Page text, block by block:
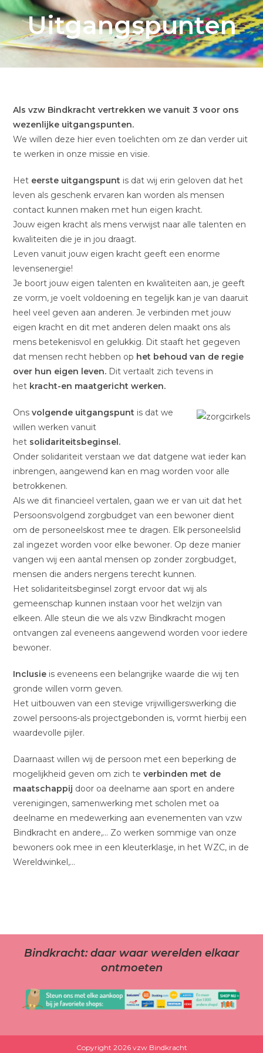
Uitgangspunten
Als vzw Bindkracht vertrekken we vanuit 3 voor ons
wezenlijke uitgangspunten.
We willen deze hier even toelichten om ze dan verder uit
te werken in onze missie en visie.
Het eerste uitgangspunt is dat wij erin geloven dat het
leven als geschenk ervaren kan worden als mensen
contact kunnen maken met hun eigen kracht.
Jouw eigen kracht als mens verwijst naar alle talenten en
kwaliteiten die je in jou draagt.
Leven vanuit jouw eigen kracht geeft een enorme
levensenergie!
Je boort jouw eigen talenten en kwaliteiten aan, je geeft
ze vorm, je voelt voldoening en tegelijk kan je van daaruit
heel veel geven aan anderen. Je verbinden met jouw
eigen kracht en dit met anderen delen maakt ons als
mens betekenisvol en gelukkig. Dit staaft het gegeven
dat mensen recht hebben op het behoud van de regie
over hun eigen leven. Dit vertaalt zich tevens in
het kracht-en maatgericht werken.
Onsvolgende uitgangspunt is dat we
willen werken vanuit
het solidariteitsbeginsel.
Onder solidariteit verstaan we dat datgene wat ieder kan
inbrengen, aangewend kan en mag worden voor alle
betrokkenen.
Als we dit financieel vertalen, gaan we er van uit dat het
Persoonsvolgend zorgbudget van een bewoner dient
om de personeelskost mee te dragen. Elk personeelslid
zal ingezet worden voor elke bewoner. Op deze manier
vangen wij een aantal mensen op zonder zorgbudget,
mensen die anders nergens terecht kunnen.
Het solidariteitsbeginsel zorgt ervoor dat wij als
gemeenschap kunnen instaan voor het welzijn van
elkeen. Alle steun die we als vzw Bindkracht mogen
ontvangen zal eveneens aangewend worden voor iedere
bewoner.
Inclusie is eveneens een belangrijke waarde die wij ten
gronde willen vorm geven.
Het uitbouwen van een stevige vrijwilligerswerking die
zowel persoons-als projectgebonden is, vormt hierbij een
waardevolle pijler.
Daarnaast willen wij de persoon met een beperking de
mogelijkheid geven om zich teverbinden met de
maatschappij door oa deelname aan sport en andere
verenigingen, samenwerking met scholen met oa
deelname en medewerking aan evenementen van vzw
Bindkracht en andere,… Zo werken sommige van onze
bewoners ook mee in een kleuterklasje, in het WZC, in de
Wereldwinkel,…
Bindkracht: daar waar werelden elkaar
ontmoeten
Copyright 2026 vzw Bindkracht